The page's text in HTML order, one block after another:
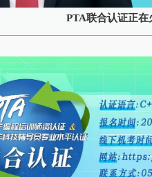
PTA联合认证正在